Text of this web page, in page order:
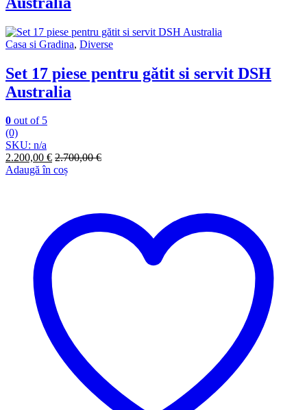
Casa si Gradina, Diverse
Set 17 piese pentru gătit si servit DSH
Australia
0 out of 5
(0)
SKU: n/a
2.200,00 € 2.700,00€
Adaugă în coș